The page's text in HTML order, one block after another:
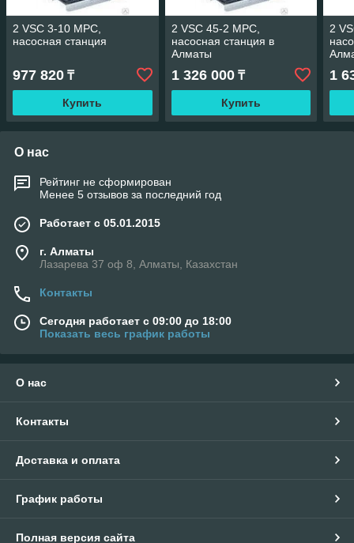
2 VSC 3-10 MPC,
насосная станция
977 820 ₸
Купить
2 VSC 45-2 MPC,
насосная станция в
Алматы
1 326 000₸
Купить
2
1
О нас
Рейтинг не сформирован
Менее 5 отзывов за последний год
Работает с 05.01.2015
г. Алматы
Лазарева 37 оф 8, Алматы, Казахстан
Контакты
Сегодня работает с 09:00 до 18:00
Показать весь график работы
О нас
Контакты
Доставка и оплата
График работы
Полная версия сайта